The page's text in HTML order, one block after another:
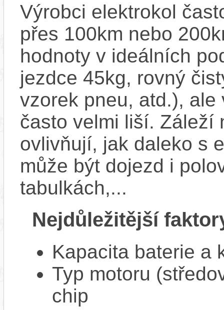
Výrobci elektrokol
přes 100km nebo
hodnoty v ideálních
jezdce 45kg, rovný
vzorek pneu, atd.),
často velmi liší. Záleží
ovlivňují, jak daleko s
může být dojezd i
tabulkách,...
Nejdůležitější
Kapacita baterie a
Typ motoru
chip